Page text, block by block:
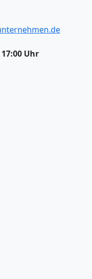
17:00 Uhr